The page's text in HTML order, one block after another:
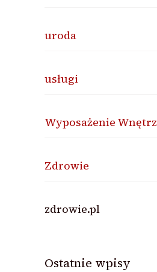
uroda
usługi
Wyposażenie Wnętrz
Zdrowie
zdrowie.pl
Ostatnie wpisy